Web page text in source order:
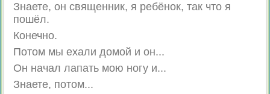
Знаете, он священник, я ребёнок, так что я
пошёл.
Конечно.
Потом мы ехали домой и он...
Он начал лапать мою ногу и...
Знаете, потом...